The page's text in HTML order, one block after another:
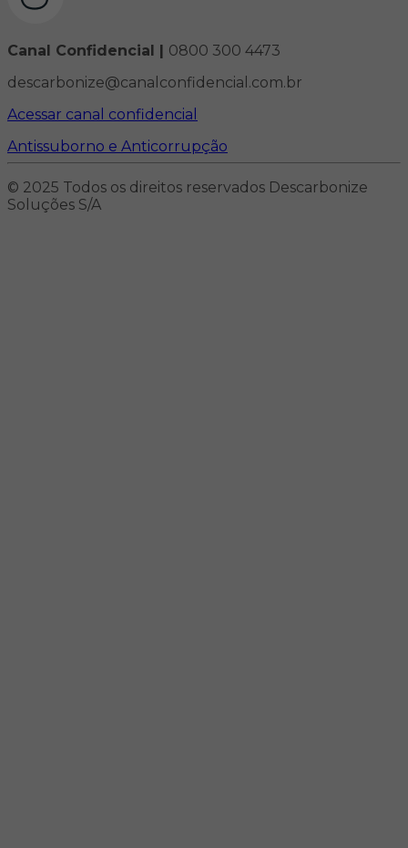
Canal Confidencial | 0800 300 4473
descarbonize@canalconfidencial.com.br
Acessar canal confidencial
Antissuborno e Anticorrupção
© 2025 Todos os direitos reservados Descarbonize
Soluções S/A